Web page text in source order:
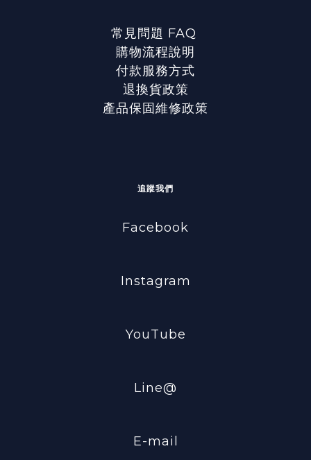
常見問題 FAQ
購物流程說明
付款服務方式
退換貨政策
產品保固維修政策
追蹤我們
Facebook
Instagram
YouTube
Line@
E-mail